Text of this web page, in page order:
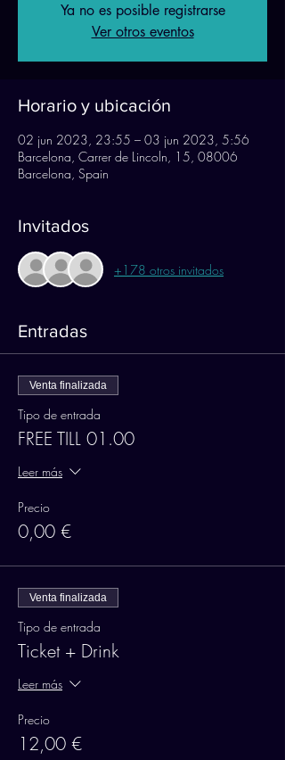
Ya no es posible registrarse
Ver otros eventos
Horario y ubicación
02 jun 2023, 23:55 – 03 jun 2023, 5:56
Barcelona, Carrer de Lincoln, 15, 08006
Barcelona, Spain
Invitados
+178 otros invitados
Entradas
Venta finalizada
Tipo de entrada
FREE TILL 01.00
Leer más
Precio
0,00 €
Venta finalizada
Tipo de entrada
Ticket + Drink
Leer más
Precio
12,00 €